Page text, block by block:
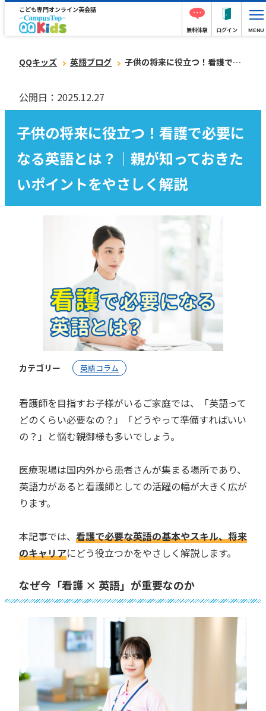
こども専門オンライン英会話
無料体験 ログイン MENU
QQキッズ 英語ブログ 子供の将来に役立つ！看護で必要になる英語とは？｜親が知っておきたいポイントをやさしく解説
公開日：2025.12.27
子供の将来に役立つ！看護で必要に
なる英語とは？｜親が知っておきた
いポイントをやさしく解説
カテゴリー 英語コラム
看護師を目指すお子様がいるご家庭では、「英語って
どのくらい必要なの？」「どうやって準備すればいい
の？」と悩む親御様も多いでしょう。
医療現場は国内外から患者さんが集まる場所であり、
英語力があると看護師としての活躍の幅が大きく広が
ります。
本記事では、 看護で必要な英語の基本やスキル、将来
のキャリアにどう役立つかをやさしく解説します。
なぜ今「看護 × 英語」が重要なのか